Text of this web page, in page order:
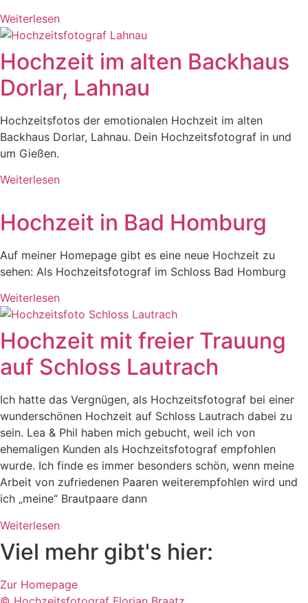
Weiterlesen
Hochzeit im alten Backhaus
Dorlar, Lahnau
Hochzeitsfotos der emotionalen Hochzeit im alten
Backhaus Dorlar, Lahnau. Dein Hochzeitsfotograf in und
um Gießen.
Weiterlesen
Hochzeit in Bad Homburg
Auf meiner Homepage gibt es eine neue Hochzeit zu
sehen: Als Hochzeitsfotograf im Schloss Bad Homburg
Weiterlesen
Hochzeit mit freier Trauung
auf Schloss Lautrach
Ich hatte das Vergnügen, als Hochzeitsfotograf bei einer
wunderschönen Hochzeit auf Schloss Lautrach dabei zu
sein. Lea & Phil haben mich gebucht, weil ich von
ehemaligen Kunden als Hochzeitsfotograf empfohlen
wurde. Ich finde es immer besonders schön, wenn meine
Arbeit von zufriedenen Paaren weiterempfohlen wird und
ich „meine“ Brautpaare dann
Weiterlesen
Viel mehr gibt's hier:
Zur Homepage